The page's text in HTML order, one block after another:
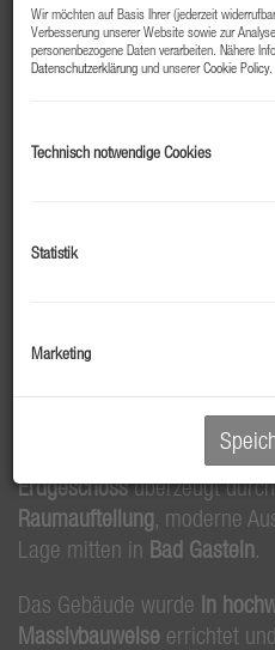
Top 001 – Starter- oder
Zentral gelegen und
eine Pension – entsteht ein
34 kompakten Einheiten
Wohnungoder für
Die angebotene EinheitTop
Erdgeschossüberzeugt
Raumaufteilung, moderne
Lage mitten in Bad Gastein.
Das Gebäude wurde in
Massivbauweise errichtet
Wir möchten auf Basis Ihrer (jederzeit
Verbesserung unserer Website sowie zur
personenbezogene Daten verarbeiten. Nähere
Datenschutzerklärung und unsererCookie Policy.
Technisch notwendige Cookies
Statistik
Marketing